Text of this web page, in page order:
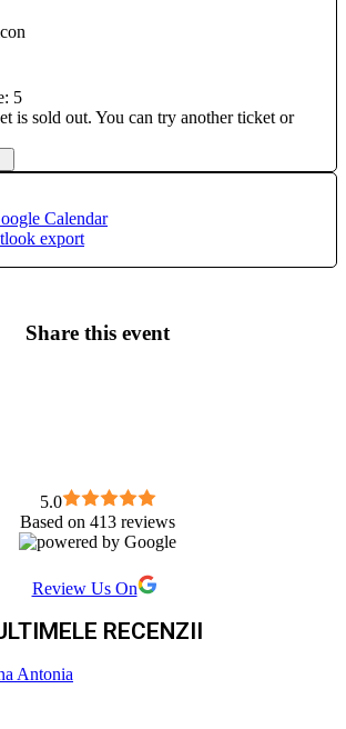
5
is sold out. You can try another ticket or
Calendar
export
Share this event
5.0
Based on 413 reviews
Review Us On
RECENZII
Antonia